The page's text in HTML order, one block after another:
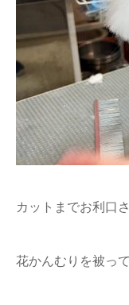
カットまでお利口
花かんむりを被っ